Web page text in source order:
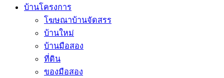
บ้านโครงการ
โฆษณาบ้านจัดสรร
บ้านใหม่
บ้านมือสอง
ที่ดิน
ของมือสอง